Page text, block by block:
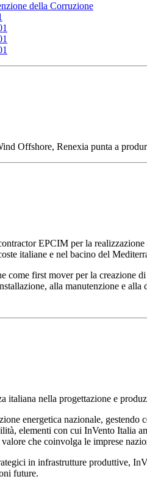
della Corruzione
Offshore, Renexia punta a
EPCIM per la
italiane e nel bacino del
come first mover per la creazione
alla manutenzione e
italiana nella progettazione e
energetica nazionale,
elementi con cui InVento Italia
che coinvolga le imprese
in infrastrutture produttive,
future.